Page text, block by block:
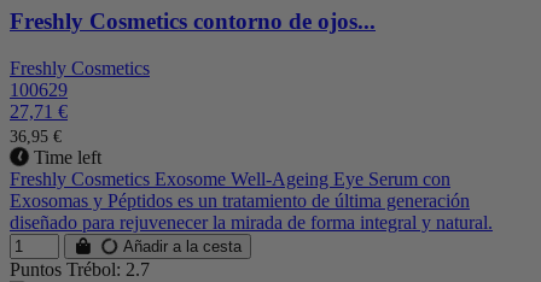
Freshly Cosmetics contorno de ojos...
Freshly Cosmetics
100629
27,71 €
36,95 €
Time left
Freshly Cosmetics Exosome Well-Ageing Eye Serum con
Exosomas y Péptidos es un tratamiento de última generación
diseñado para rejuvenecer la mirada de forma integral y natural.
Añadir a la cesta
Puntos Trébol: 2.7